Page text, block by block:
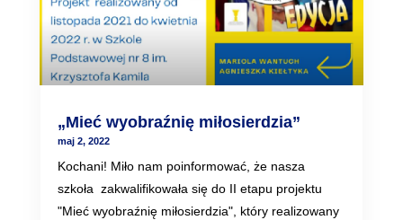
„Mieć wyobraźnię miłosierdzia”
maj 2, 2022
Kochani! Miło nam poinformować, że nasza
szkoła zakwalifikowała się do II etapu projektu
"Mieć wyobraźnię miłosierdzia", który realizowany